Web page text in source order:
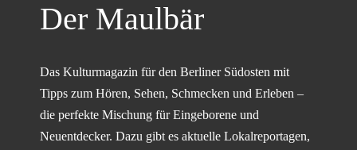
Der Maulbär
Das Kulturmagazin für den Berliner Südosten mit
Tipps zum Hören, Sehen, Schmecken und Erleben –
die perfekte Mischung für Eingeborene und
Neuentdecker. Dazu gibt es aktuelle Lokalreportagen,